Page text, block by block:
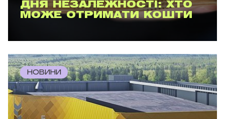
ДНЯ НЕЗАЛЕЖНОСТІ: ХТО
МОЖЕ ОТРИМАТИ КОШТИ
НОВИНИ